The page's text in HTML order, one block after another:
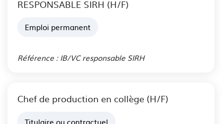
RESPONSABLE SIRH (H/F)
Emploi permanent
Référence : IB/VC responsable SIRH
Chef de production en collège (H/F)
Titulaire ou contractuel